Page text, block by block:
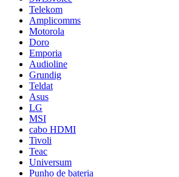
Telekom
Amplicomms
Motorola
Doro
Emporia
Audioline
Grundig
Teldat
Asus
LG
MSI
cabo HDMI
Tivoli
Teac
Universum
Punho de bateria